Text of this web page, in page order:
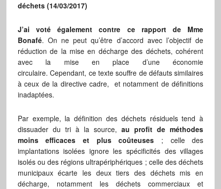
déchets (14/03/2017)
J’ai voté également contre ce rapport de Mme
Bonafé. On ne peut qu’être d’accord avec l’objectif de
réduction de la mise en décharge des déchets, cohérent
avec la mise en place d’une économie
circulaire.Cependant, ce texte souffre de défauts similaires
à ceux de la directive cadre, et notamment de définitions
inadaptées.
Par exemple, la définition des déchets résiduels tend à
dissuader du tri à la source,au profit de méthodes
moins efficaces et plus coûteuses ; celle des
implantations isolées ignore les spécificités des villages
isolés ou des régions ultrapériphériques ; celle des déchets
municipaux écarte les deux tiers des déchets mis en
décharge, notamment les déchets commerciaux et